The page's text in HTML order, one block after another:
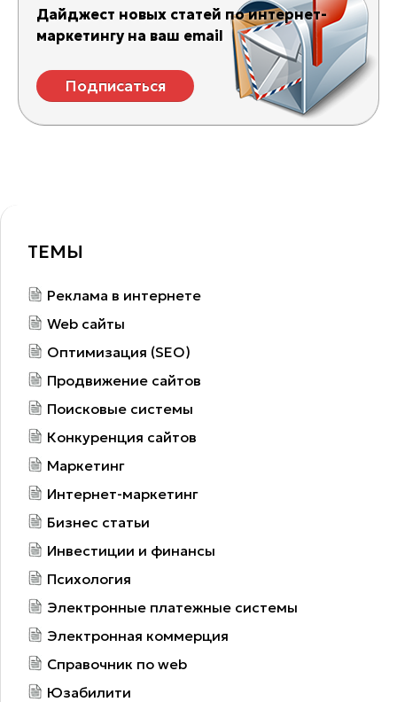
Дайджест новых статей по интернет-
маркетингу на ваш email
Подписаться
ТЕМЫ
Реклама в интернете
Web сайты
Оптимизация (SEO)
Продвижение сайтов
Поисковые системы
Конкуренция сайтов
Маркетинг
Интернет-маркетинг
Бизнес статьи
Инвестиции и финансы
Психология
Электронные платежные системы
Электронная коммерция
Справочник по web
Юзабилити